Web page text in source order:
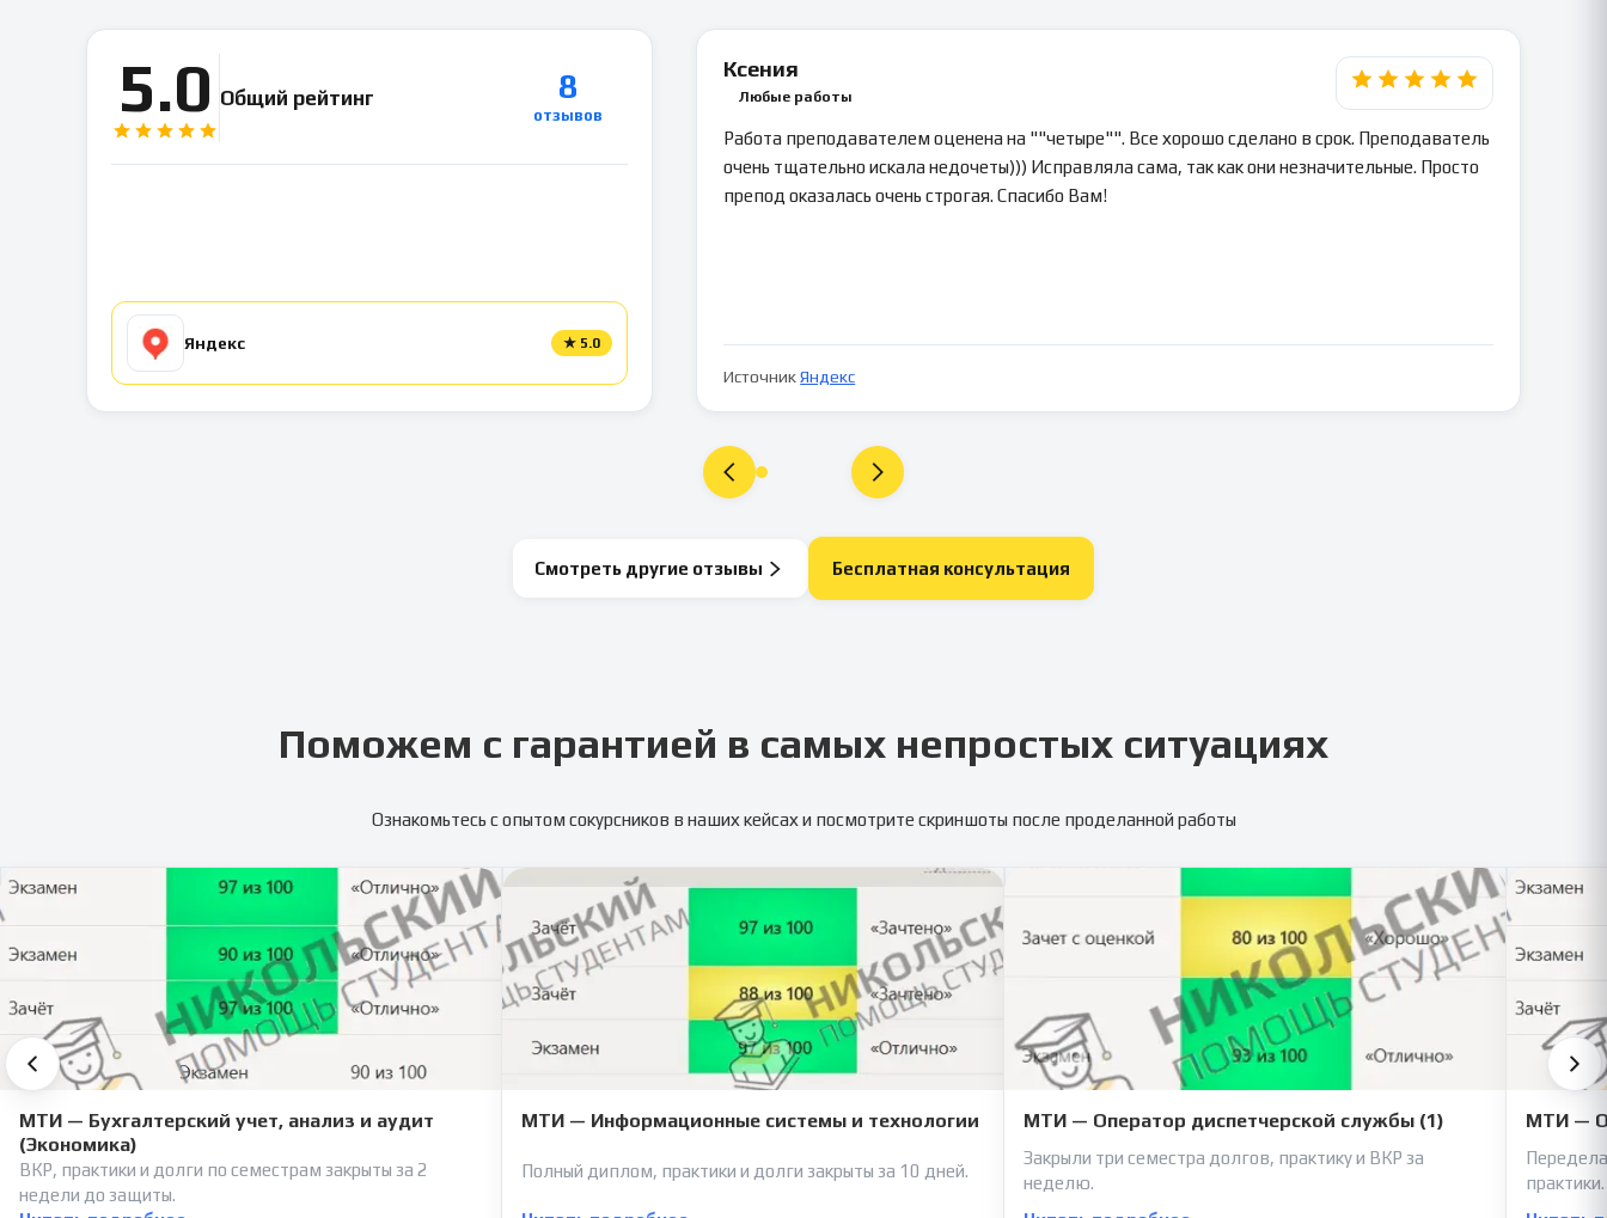
5.0 Общий рейтинг 8
отзывов
Яндекс ★ 5.0
Ксения
Любые работы
Работа преподавателем оценена на ""четыре"". Все хорошо сделано в срок. Преподаватель
очень тщательно искала недочеты))) Исправляла сама, так как они незначительные. Просто
препод оказалась очень строгая. Спасибо Вам!
Источник Яндекс
Смотреть другие отзывы Бесплатная консультация
Поможем с гарантией в самых непростых ситуациях
Ознакомьтесь с опытом сокурсников в наших кейсах и посмотрите скриншоты после проделанной работы
МТИ — Бухгалтерский учет, анализ и аудит
(Экономика)
ВКР, практики и долги по семестрам закрыты за 2
недели до защиты.
МТИ — Информационные системы и технологии
Полный диплом, практики и долги закрыты за 10 дней.
МТИ — Оператор диспетчерской службы (1)
Закрыли три семестра долгов, практику и ВКР за
неделю.
МТИ —
практики.